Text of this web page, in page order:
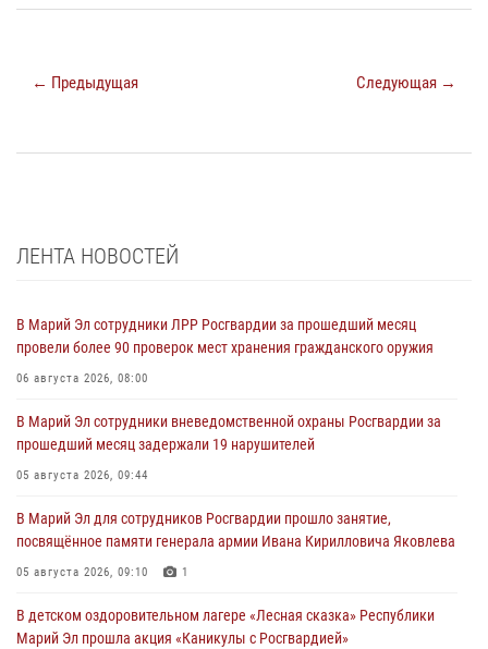
← Предыдущая Следующая →
ЛЕНТА НОВОСТЕЙ
В Марий Эл сотрудники ЛРР Росгвардии за прошедший месяц
провели более 90 проверок мест хранения гражданского оружия
06 августа 2026, 08:00
В Марий Эл сотрудники вневедомственной охраны Росгвардии за
прошедший месяц задержали 19 нарушителей
05 августа 2026, 09:44
В Марий Эл для сотрудников Росгвардии прошло занятие,
посвящённое памяти генерала армии Ивана Кирилловича Яковлева
05 августа 2026, 09:10 1
В детском оздоровительном лагере «Лесная сказка» Республики
Марий Эл прошла акция «Каникулы с Росгвардией»